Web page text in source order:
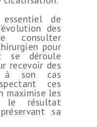
de
des
consulter
pour
se déroule
recevoir des
à son cas
ces
maximise les
le résultat
sa